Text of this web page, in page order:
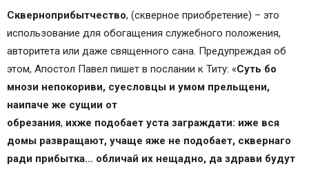
Скверноприбытчество, (скверное приобретение) – это
использование для обогащения служебного положения,
авторитета или даже священного сана. Предупреждая об
этом, Апостол Павел пишет в послании к Титу: «Суть бо
мнози непокориви, суесловцы и умом прельщени,
наипаче же сущии от
обрeзания, ихже подобает уста заграждати: иже вся
домы развращают, учаще яже не подобает, сквернаго
ради прибытка… обличай их нещадно, да здрави будут